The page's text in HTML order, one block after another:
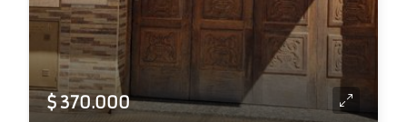
$ 370.000